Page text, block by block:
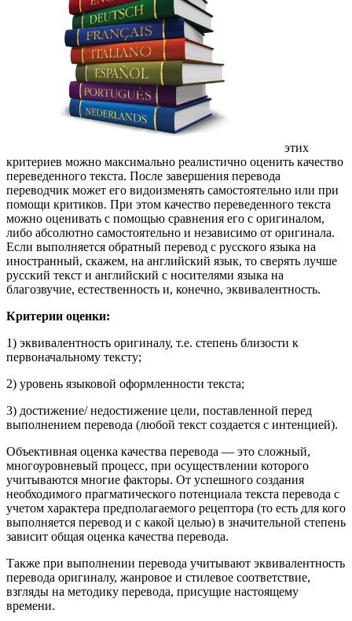
этих
критериев можно максимально реалистично оценить качество
переведенного текста. После завершения перевода
переводчик может его видоизменять самостоятельно или при
помощи критиков. При этом качество переведенного текста
можно оценивать с помощью сравнения его с оригиналом,
либо абсолютно самостоятельно и независимо от оригинала.
Если выполняется обратный перевод с русского языка на
иностранный, скажем, на английский язык, то сверять лучше
русский текст и английский с носителями языка на
благозвучие, естественность и, конечно, эквивалентность.
Критерии оценки:
1) эквивалентность оригиналу, т.е. степень близости к
первоначальному тексту;
2) уровень языковой оформленности текста;
3) достижение/ недостижение цели, поставленной перед
выполнением перевода (любой текст создается с интенцией).
Объективная оценка качества перевода — это сложный,
многоуровневый процесс, при осуществлении которого
учитываются многие факторы. От успешного создания
необходимого прагматического потенциала текста перевода с
учетом характера предполагаемого рецептора (то есть для кого
выполняется перевод и с какой целью) в значительной степень
зависит общая оценка качества перевода.
Также при выполнении перевода учитывают эквивалентность
перевода оригиналу, жанровое и стилевое соответствие,
взгляды на методику перевода, присущие настоящему
времени.